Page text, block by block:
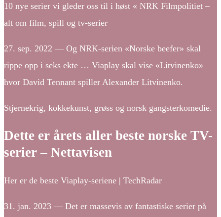
10 nye serier vi gleder oss til i høst « NRK Filmpolitiet –
alt om film, spill og tv-serier
27. sep. 2022 — Og NRK-serien «Norske beefer» skal
rippe opp i seks ekte … Viaplay skal vise «Litvinenko»
hvor David Tennant spiller Alexander Litvinenko.
Stjernekrig, kokkekunst, grøss og norsk gangsterkomedie.
Dette er årets aller beste norske TV-
serier – Nettavisen
Her er de beste Viaplay-seriene | TechRadar
31. jan. 2023 — Det er massevis av fantastiske serier på